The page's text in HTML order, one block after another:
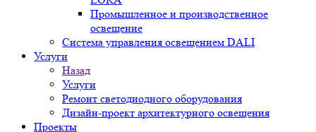
Промышленное и производственное
освещение
Система управления освещением DALI
Услуги
Назад
Услуги
Ремонт светодиодного оборудования
Дизайн-проект архитектурного освещения
Проекты